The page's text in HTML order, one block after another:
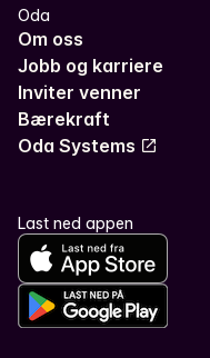
Oda
Om oss
Jobb og karriere
Inviter venner
Bærekraft
Oda Systems
Last ned appen